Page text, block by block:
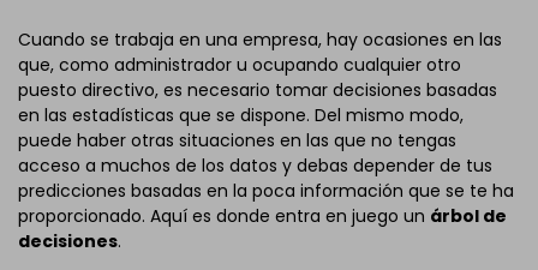
Cuando se trabaja en una empresa, hay ocasiones en las
que, como administrador u ocupando cualquier otro
puesto directivo, es necesario tomar decisiones basadas
en las estadísticas que se dispone. Del mismo modo,
puede haber otras situaciones en las que no tengas
acceso a muchos de los datos y debas depender de tus
predicciones basadas en la poca información que se te ha
proporcionado. Aquí es donde entra en juego un árbol de
decisiones.